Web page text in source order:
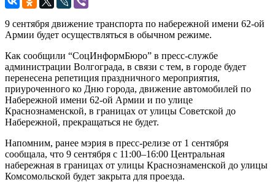
9 сентября движение транспорта по набережной имени 62-ой
Армии будет осуществляться в обычном режиме.
Как сообщили “СоцИнформБюро” в пресс-службе
администрации Волгограда, в связи с тем, в городе будет
перенесена репетиция праздничного мероприятия,
приуроченного ко Дню города, движение автомобилей по
Набережной имени 62-ой Армии и по улице
Краснознаменской, в границах от улицы Советской до
Набережной, прекращаться не будет.
Напомним, ранее мэрия в пресс-релизе от 1 сентября
сообщала, что 9 сентября с 11:00–16:00 Центральная
набережная в границах от улицы Краснознаменской до улицы
Комсомольской будет закрыта для проезда.